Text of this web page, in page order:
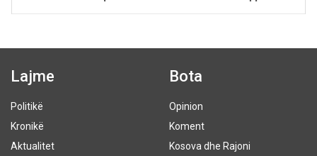
Lajme
Politikë
Kronikë
Aktualitet
Bota
Opinion
Koment
Kosova dhe Rajoni